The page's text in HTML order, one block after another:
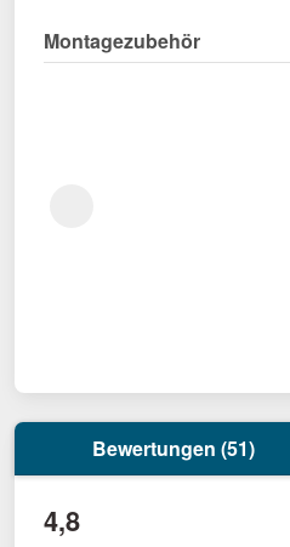
Montagezubehör
Bewertungen (51)
4,8